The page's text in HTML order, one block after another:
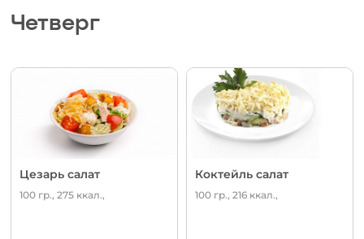
Четверг
Цезарь салат
100 гр., 275 ккал.,
Коктейль салат
100 гр., 216 ккал.,